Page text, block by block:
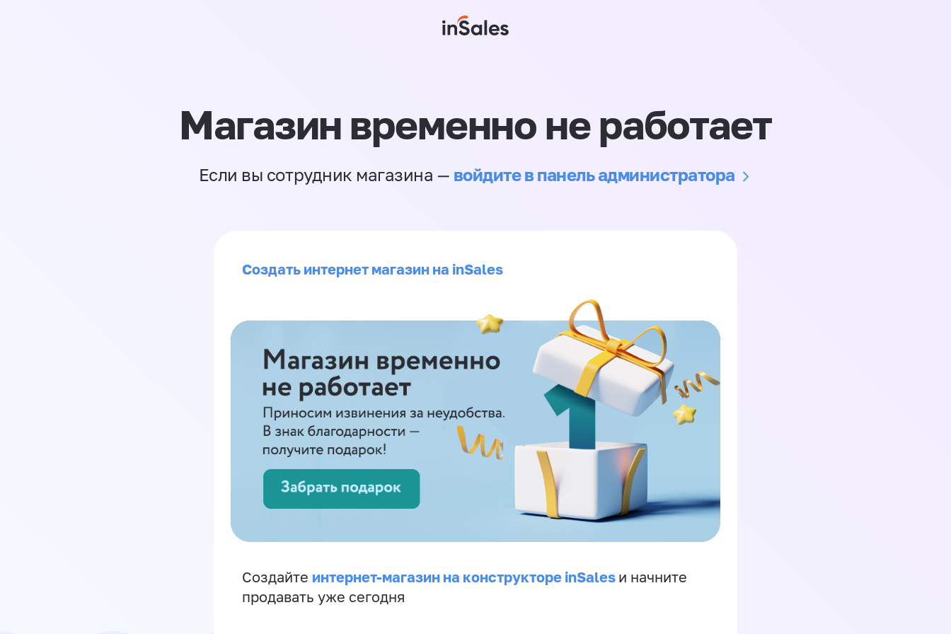
Магазин временно не работает
Если вы сотрудник магазина — войдите в панель администратора
Создать интернет магазин на inSales
Создайте интернет-магазин на конструкторе inSales и начните
продавать уже сегодня